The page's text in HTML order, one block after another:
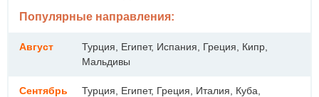
Популярные направления:
Август
Турция, Египет, Испания, Греция, Кипр,
Мальдивы
Сентябрь
Турция, Египет, Греция, Италия, Куба,